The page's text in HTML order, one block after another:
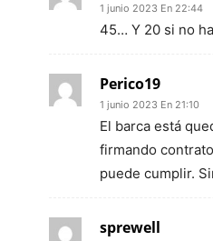
1 junio 2023 En 22:44
45… Y 20 si no
Perico19
1 junio 2023 En 21:10
El barca está
firmando
puede cumplir.
sprewell